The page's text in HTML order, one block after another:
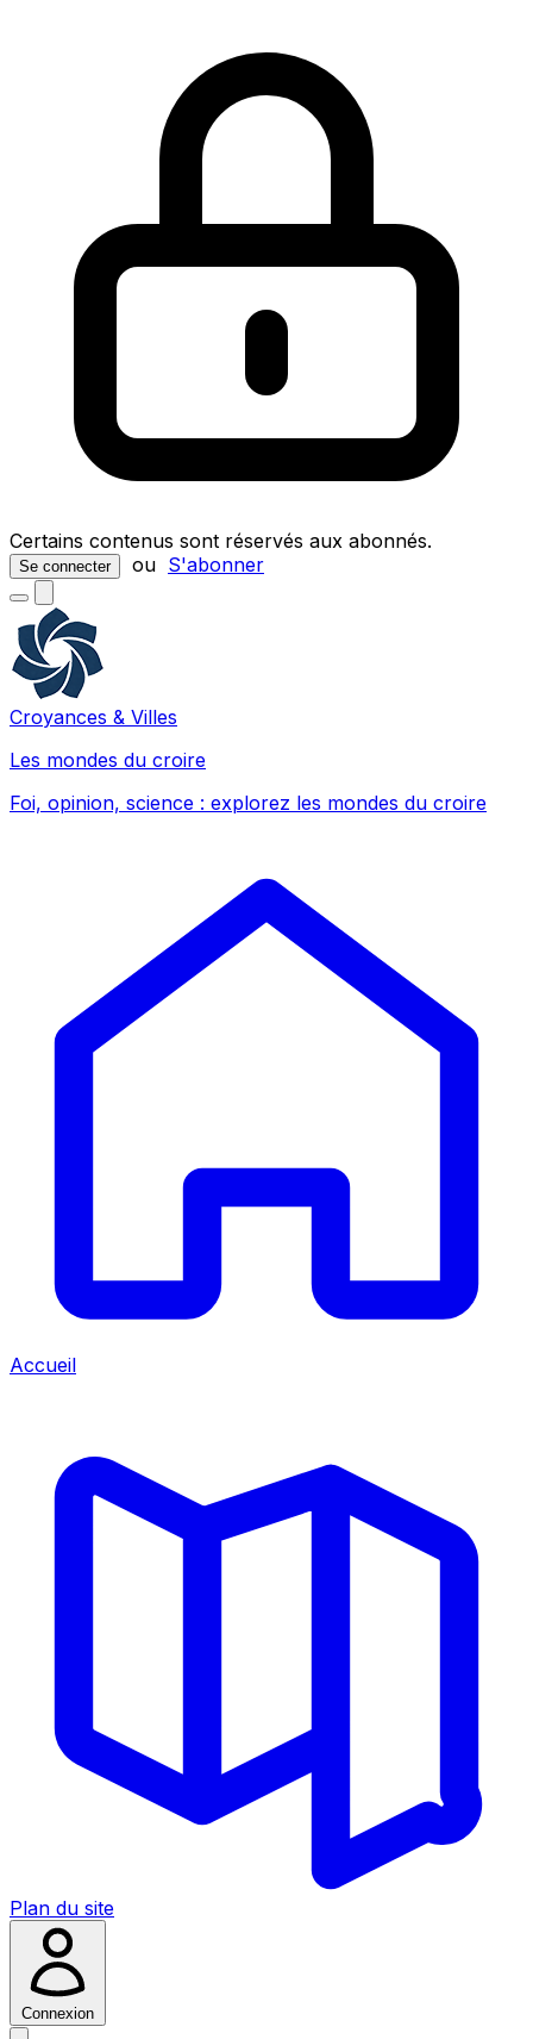
Certains contenus sont réservés aux abonnés.
Se connecter ou S'abonner
Croyances & Villes
Les mondes du croire
Foi, opinion, science : explorez les mondes du croire
Accueil
Plan du site
Connexion